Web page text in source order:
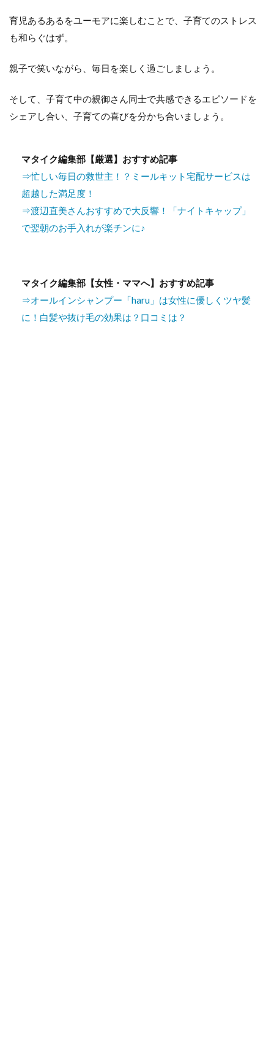
育児あるあるをユーモアに楽しむことで、子育てのストレス
も和らぐはず。
親子で笑いながら、毎日を楽しく過ごしましょう。
そして、子育て中の親御さん同士で共感できるエピソードを
シェアし合い、子育ての喜びを分かち合いましょう。
マタイク編集部【厳選】おすすめ記事
⇒忙しい毎日の救世主！？ミールキット宅配サービスは
超越した満足度！
⇒渡辺直美さんおすすめで大反響！「ナイトキャップ」
で翌朝のお手入れが楽チンに♪
マタイク編集部【女性・ママへ】おすすめ記事
⇒オールインシャンプー「haru」は女性に優しくツヤ髪
に！白髪や抜け毛の効果は？口コミは？